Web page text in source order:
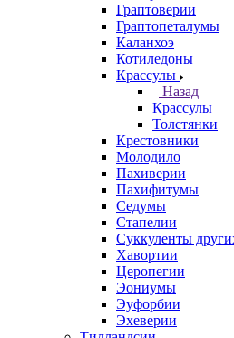
Граптоверии
Граптопеталумы
Каланхоэ
Котиледоны
Крассулы
Назад
Крассулы
Толстянки
Крестовники
Молодило
Пахиверии
Пахифитумы
Седумы
Стапелии
Суккуленты
Хавортии
Церопегии
Эониумы
Эуфорбии
Эхеверии